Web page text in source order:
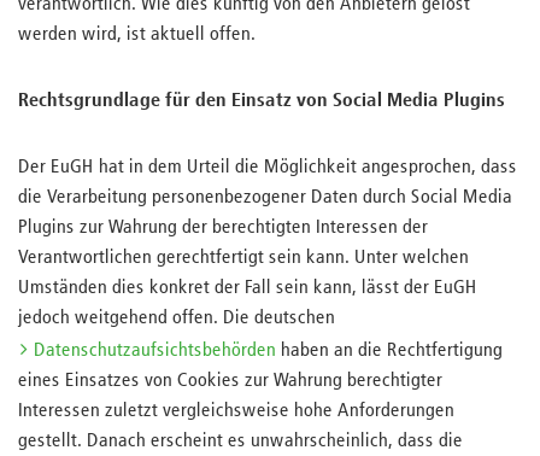
verantwortlich. Wie dies künftig von den Anbietern gelöst
werden wird, ist aktuell offen.
Rechtsgrundlage für den Einsatz von Social Media Plugins
Der EuGH hat in dem Urteil die Möglichkeit angesprochen, dass
die Verarbeitung personenbezogener Daten durch Social Media
Plugins zur Wahrung der berechtigten Interessen der
Verantwortlichen gerechtfertigt sein kann. Unter welchen
Umständen dies konkret der Fall sein kann, lässt der EuGH
jedoch weitgehend offen. Die deutschen
Datenschutzaufsichtsbehörden haben an die Rechtfertigung
eines Einsatzes von Cookies zur Wahrung berechtigter
Interessen zuletzt vergleichsweise hohe Anforderungen
gestellt. Danach erscheint es unwahrscheinlich, dass die